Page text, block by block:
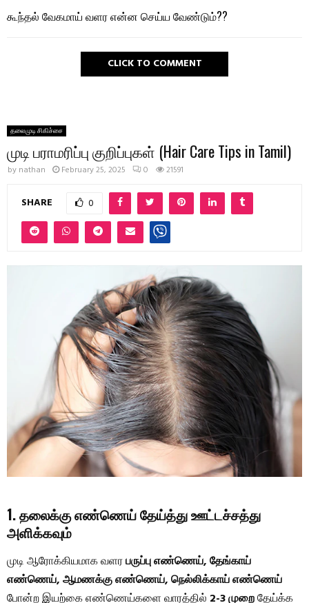
கூந்தல் வேகமாய் வளர என்ன செய்ய வேண்டும்??
CLICK TO COMMENT
தலைமுடி சிகிச்சை
முடி பராமரிப்பு குறிப்புகள் (Hair Care Tips in Tamil)
by nathan February 25, 2025 0 21591
SHARE 0
1. தலைக்கு எண்ணெய் தேய்த்து ஊட்டச்சத்து
அளிக்கவும்
முடி ஆரோக்கியமாக வளரபருப்பு எண்ணெய், தேங்காய்
எண்ணெய், ஆமணக்கு எண்ணெய், நெல்லிக்காய் எண்ணெய்
போன்ற இயற்கை எண்ணெய்களை வாரத்தில் 2-3 முறைதேய்க்க